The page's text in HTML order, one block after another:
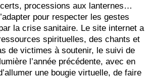
processions aux lanternes…
pour respecter les gestes
la crise sanitaire. Le site internet a
spirituelles, des chants et
de victimes à soutenir, le suivi de
l’année précédente, avec en
une bougie virtuelle, de faire